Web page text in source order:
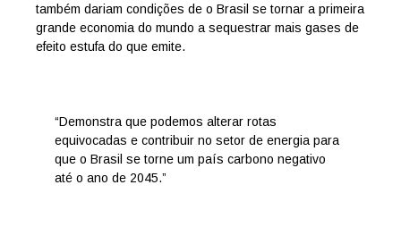
também dariam condições de o Brasil se tornar a primeira
grande economia do mundo a sequestrar mais gases de
efeito estufa do que emite.
“Demonstra que podemos alterar rotas
equivocadas e contribuir no setor de energia para
que o Brasil se torne um país carbono negativo
até o ano de 2045.”